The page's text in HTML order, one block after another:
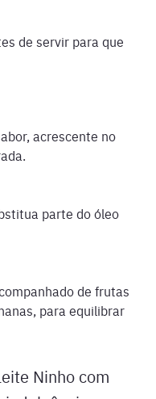
de servir para que
acrescente no
parte do óleo
de frutas
para equilibrar
Ninho com